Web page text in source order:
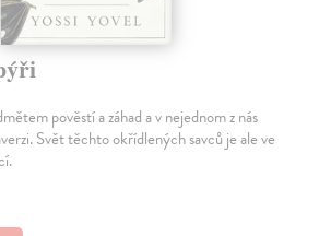
pověstí a záhad a v nejednom z nás
Svět těchto okřídlených savců je ale ve